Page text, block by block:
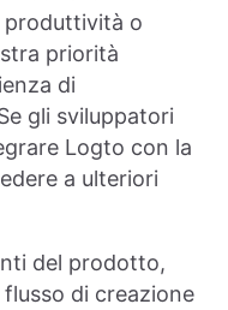
produttività o
priorità
di
gli sviluppatori
Logto con la
a ulteriori
del prodotto,
di creazione